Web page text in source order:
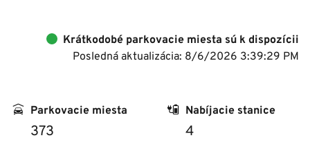
Krátkodobé parkovacie miesta sú k dispozícii
Posledná aktualizácia: 8/6/2026 3:39:29 PM
Parkovacie miesta
373
Nabíjacie stanice
4